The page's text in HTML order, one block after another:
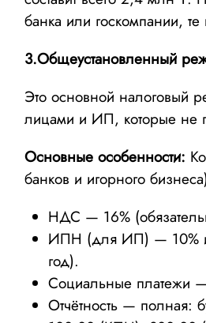
банка или госкомпании,
3.Общеустановленный
Это основной налоговый
лицами и ИП, которые не
Основные особенности:
банков и игорного
НДС — 16%
ИПН (для ИП) — 10%
год).
Социальные
Отчётность — полная: